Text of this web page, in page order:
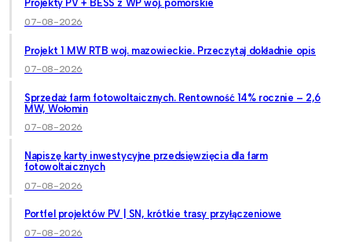
Projekty PV + BESS z WP woj. pomorskie
07-08-2026
Projekt 1 MW RTB woj. mazowieckie. Przeczytaj dokładnie opis
07-08-2026
Sprzedaż farm fotowoltaicznych. Rentowność 14% rocznie – 2,6
MW, Wołomin
07-08-2026
Napiszę karty inwestycyjne przedsięwzięcia dla farm
fotowoltaicznych
07-08-2026
Portfel projektów PV | SN, krótkie trasy przyłączeniowe
07-08-2026